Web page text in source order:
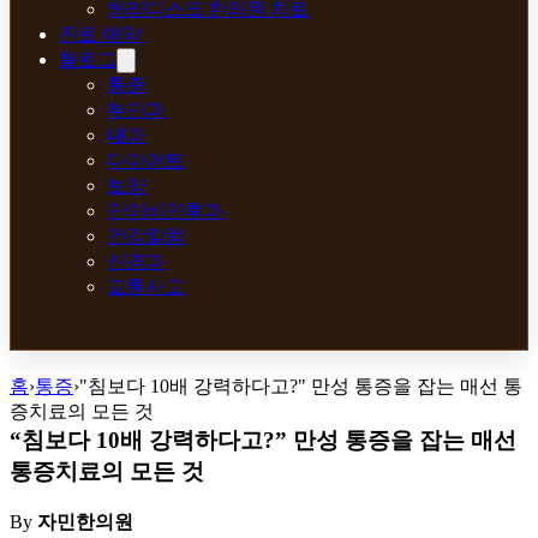
허리디스크 한의원 치료
진료 예약
블로그
통증
부인과
내과
다이어트
보양
안이비인후과
건강칼럼
신경과
교통사고
홈›통증›"침보다 10배 강력하다고?" 만성 통증을 잡는 매선 통
증치료의 모든 것
“침보다 10배 강력하다고?” 만성 통증을 잡는 매선
통증치료의 모든 것
By 자민한의원